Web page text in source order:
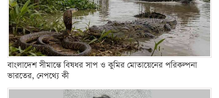
বাংলাদেশ সীমান্তে বিষধর সাপ ও কুমির মোতায়েনের পরিকল্পনা
ভারতের, নেপথ্যে কী